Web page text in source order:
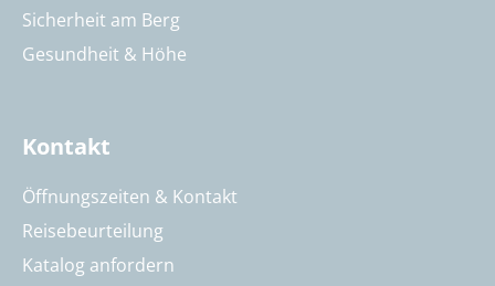
Sicherheit am Berg
Gesundheit & Höhe
Kontakt
Öffnungszeiten & Kontakt
Reisebeurteilung
Katalog anfordern